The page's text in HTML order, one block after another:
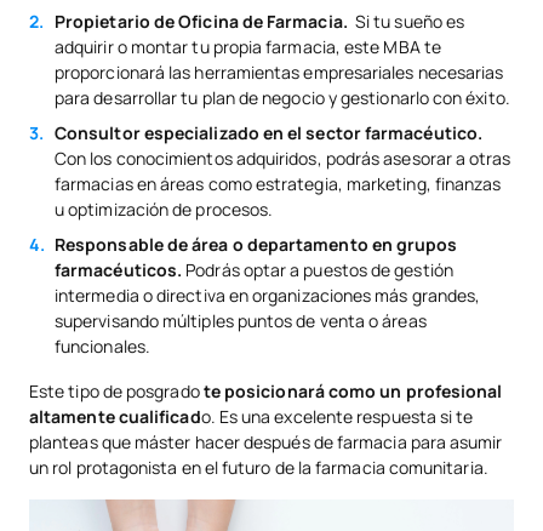
Propietario de Oficina de Farmacia. Si tu sueño es
adquirir o montar tu propia farmacia, este MBA te
proporcionará las herramientas empresariales necesarias
para desarrollar tu plan de negocio y gestionarlo con éxito.
Consultor especializado en el sector farmacéutico.
Con los conocimientos adquiridos, podrás asesorar a otras
farmacias en áreas como estrategia, marketing, finanzas
u optimización de procesos.
Responsable de área o departamento en grupos
farmacéuticos. Podrás optar a puestos de gestión
intermedia o directiva en organizaciones más grandes,
supervisando múltiples puntos de venta o áreas
funcionales.
Este tipo de posgradote posicionará como un profesional
altamente cualificado. Es una excelente respuesta si te
planteas que máster hacer después de farmacia para asumir
un rol protagonista en el futuro de la farmacia comunitaria.